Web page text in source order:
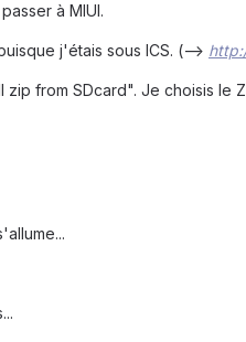
à MIUI.
j'étais sous ICS. (-->
from SDcard". Je choisis le